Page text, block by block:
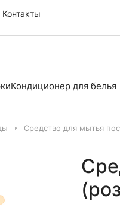
Контакты
Кондиционер для белья
Средство для мытья